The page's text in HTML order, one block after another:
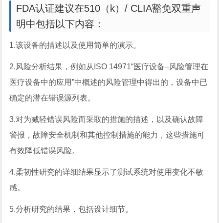
FDA认证建议在510（k）/ CLIA豁免双重声
明中包括以下内容：
1.该设备的描述以及使用简单的演示。
2.风险分析结果，例如从ISO 14971“医疗设备–风险管理在
医疗设备中的应用”中概述的风险管理中得出的，设备中已
确定的潜在错误源列表。
3.对为减轻错误风险而采取的措施的描述，以及确认故障
警报，故障安全机制和其他控制措施的能力，这些措施可
有效降低错误风险。
4.柔韧性研究的详细结果显示了测试系统对使用变化不敏
感。
5.分析研究的结果，包括设计细节。